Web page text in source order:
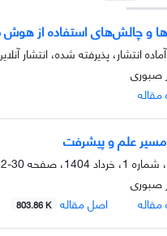
و چالش‌های استفاده از
انتشار، پذیرفته شده، انتشار
صبوری
علم و پیشرفت
30-42
صبوری
اصل مقاله 803.86 K